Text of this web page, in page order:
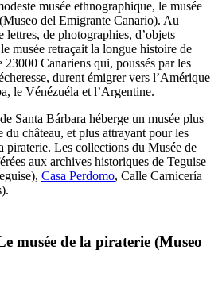
musée ethnographique, le musée
Museo del Emigrante Canario). Au
lettres, de photographies, d’objets
musée retraçait la longue histoire de
23000 Canariens qui, poussés par les
durent émigrer vers l’Amérique
le Vénézuéla et l’Argentine.
Santa Bárbara héberge un musée plus
du château, et plus attrayant pour les
piraterie. Les collections du Musée de
aux archives historiques de Teguise
), Casa Perdomo, Calle Carnicería
musée de la piraterie (Museo